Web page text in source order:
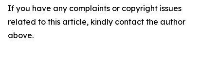
If you have any complaints or copyright issues
related to this article, kindly contact the author
above.